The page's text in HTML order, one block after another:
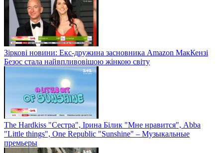
Зіркові новини: Екс-дружина засновника Amazon МакКензі
Безос стала найвпливовішою жінкою світу
The Hardkiss "Сестра", Ірина Білик "Мне нравится", Abba
"Little things", One Republic "Sunshine" – Музыкальные
премьеры